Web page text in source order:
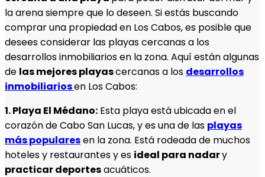
la arena siempre que lo deseen. Si estás buscando
comprar una propiedad en Los Cabos, es posible que
desees considerar las playas cercanas a los
desarrollos inmobiliarios en la zona. Aquí están algunas
de las mejores playascercanas a los desarrollos
inmobiliariosen Los Cabos:
1. Playa El Médano: Esta playa está ubicada en el
corazón de Cabo San Lucas, y es una de las playas
más popularesen la zona. Está rodeada de muchos
hoteles y restaurantes y es ideal para nadary
practicar deportesacuáticos.